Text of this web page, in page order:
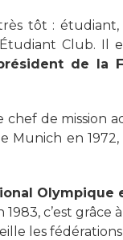
tôt :
Club. Il
de la
chef de mission
Munich en
Olympique
1983, c’est grâce
les fédérations